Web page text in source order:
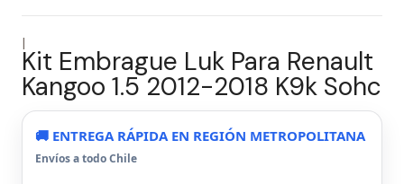
|
Kit Embrague Luk Para Renault
Kangoo 1.5 2012-2018 K9k Sohc
🚚 ENTREGA RÁPIDA EN REGIÓN METROPOLITANA
Envíos a todo Chile